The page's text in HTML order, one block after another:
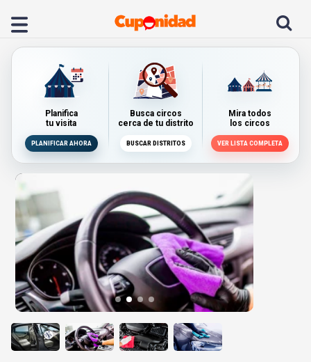
Planifica
tu visita
PLANIFICAR AHORA
Busca circos
cerca de tu distrito
BUSCAR DISTRITOS
Mira todos
los circos
VER LISTA COMPLETA